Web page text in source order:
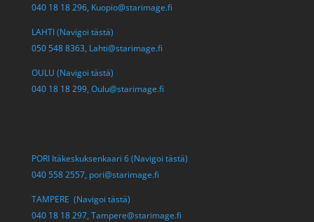
040 18 18 296, Kuopio@starimage.fi
LAHTI (Navigoi tästä)
050 548 8363, Lahti@starimage.fi
OULU (Navigoi tästä)
040 18 18 299, Oulu@starimage.fi
PORI Itäkeskuksenkaari 6 (Navigoi tästä)
040 558 2557, pori@starimage.fi
TAMPERE (Navigoi tästä)
040 18 18 297, Tampere@starimage.fi